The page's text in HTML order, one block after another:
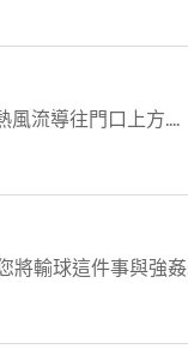
流導往門口上方....
輸球這件事與強姦...